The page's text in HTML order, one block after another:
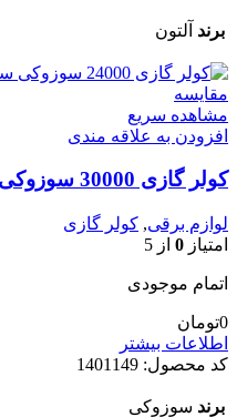
برند آلتون
مقایسه
مشاهده سریع
افزودن به علاقه مندی
کولر گازی 30000 سوزوکی سری 30H410 سرد و گرم
لوازم برقی, کولر گازی
امتیاز 0 از 5
اتمام موجودی
0تومان
اطلاعات بیشتر
کد محصول: 1401149
برند سوزوکی